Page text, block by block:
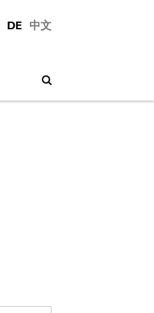
DE 中文